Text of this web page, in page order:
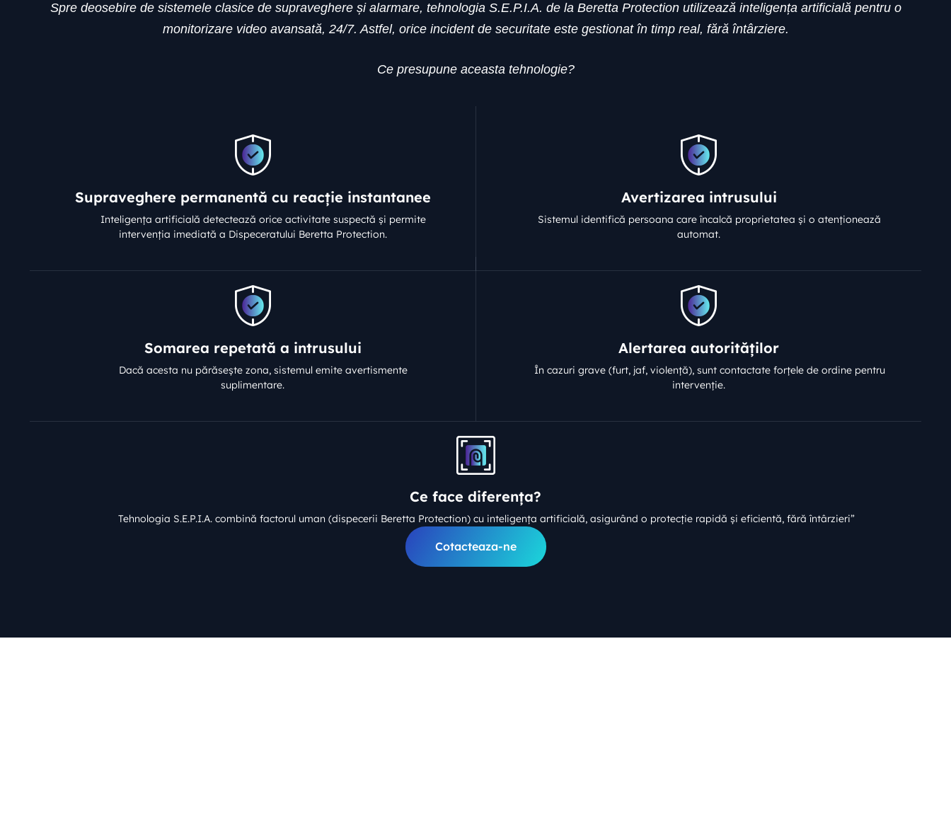
Spre deosebire de sistemele clasice de supraveghere și alarmare, tehnologia S.E.P.I.A. de la Beretta Protection utilizează inteligența artificială pentru o
monitorizare video avansată, 24/7. Astfel, orice incident de securitate este gestionat în timp real, fără întârziere.
Ce presupune aceasta tehnologie?
Supraveghere permanentă cu reacție instantanee
Inteligența artificială detectează orice activitate suspectă și permite
intervenția imediată a Dispeceratului Beretta Protection.
Avertizarea intrusului
Sistemul identifică persoana care încalcă proprietatea și o atenționează
automat.
Somarea repetată a intrusului
Dacă acesta nu părăsește zona, sistemul emite avertismente
suplimentare.
Alertarea autorităților
În cazuri grave (furt, jaf, violență), sunt contactate forțele de ordine pentru
intervenție.
Ce face diferența?
Tehnologia S.E.P.I.A. combină factorul uman (dispecerii Beretta Protection) cu inteligența artificială, asigurând o protecție rapidă și eficientă, fără întârzieri”
Cotacteaza-ne